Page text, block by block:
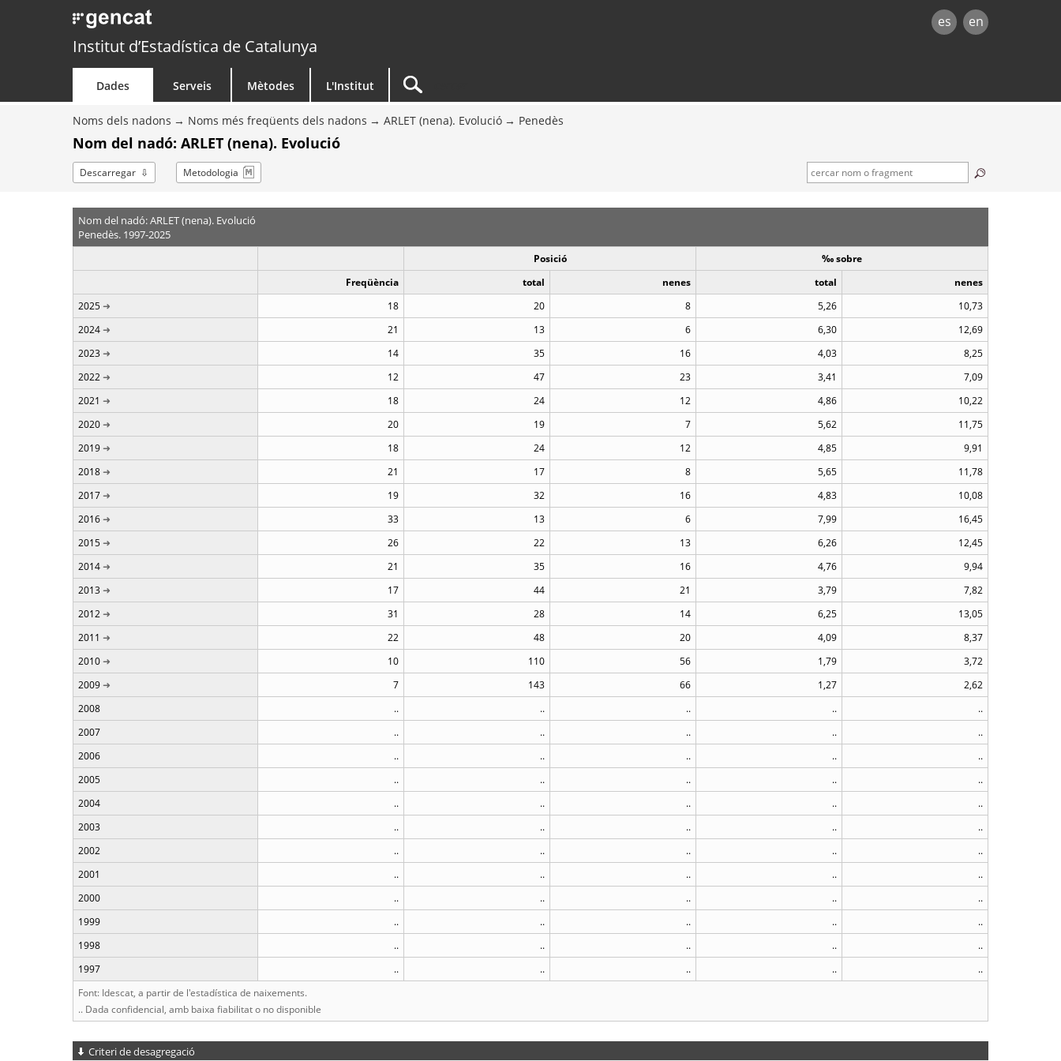
es en
Institut d’Estadística de Catalunya
Dades Serveis Mètodes L'Institut
Noms dels nadons Noms més freqüents dels nadons ARLET (nena). Evolució Penedès
Nom del nadó: ARLET (nena). Evolució
Descarregar Metodologia
Nom del nadó: ARLET (nena). Evolució
Penedès. 1997-2025
Posició
‰ sobre
Freqüència
total nenes total
nenes
2025
18 20 8 5,26
10,73
2024
21 13 6 6,30
12,69
2023
14 35 16 4,03
8,25
2022
12 47 23 3,41
7,09
2021
18 24 12 4,86
10,22
2020
20 19 7 5,62
11,75
2019
18 24 12 4,85
9,91
2018
21 17 8 5,65
11,78
2017
19 32 16 4,83
10,08
2016
33 13 6 7,99
16,45
2015
26 22 13 6,26
12,45
2014
21 35 16 4,76
9,94
2013
17 44 21 3,79
7,82
2012
31 28 14 6,25
13,05
2011
22 48 20 4,09
8,37
2010
10 110 56 1,79
3,72
2009
7 143 66 1,27
2,62
2008
.. .. .. ..
..
2007
.. .. .. ..
..
2006
.. .. .. ..
..
2005
.. .. .. ..
..
2004
.. .. .. ..
..
2003
.. .. .. ..
..
2002
.. .. .. ..
..
2001
.. .. .. ..
..
2000
.. .. .. ..
..
1999
.. .. .. ..
..
1998
.. .. .. ..
..
1997
.. .. .. ..
..
Font: Idescat, a partir de l'estadística de naixements.
.. Dada confidencial, amb baixa fiabilitat o no disponible
Criteri de desagregació